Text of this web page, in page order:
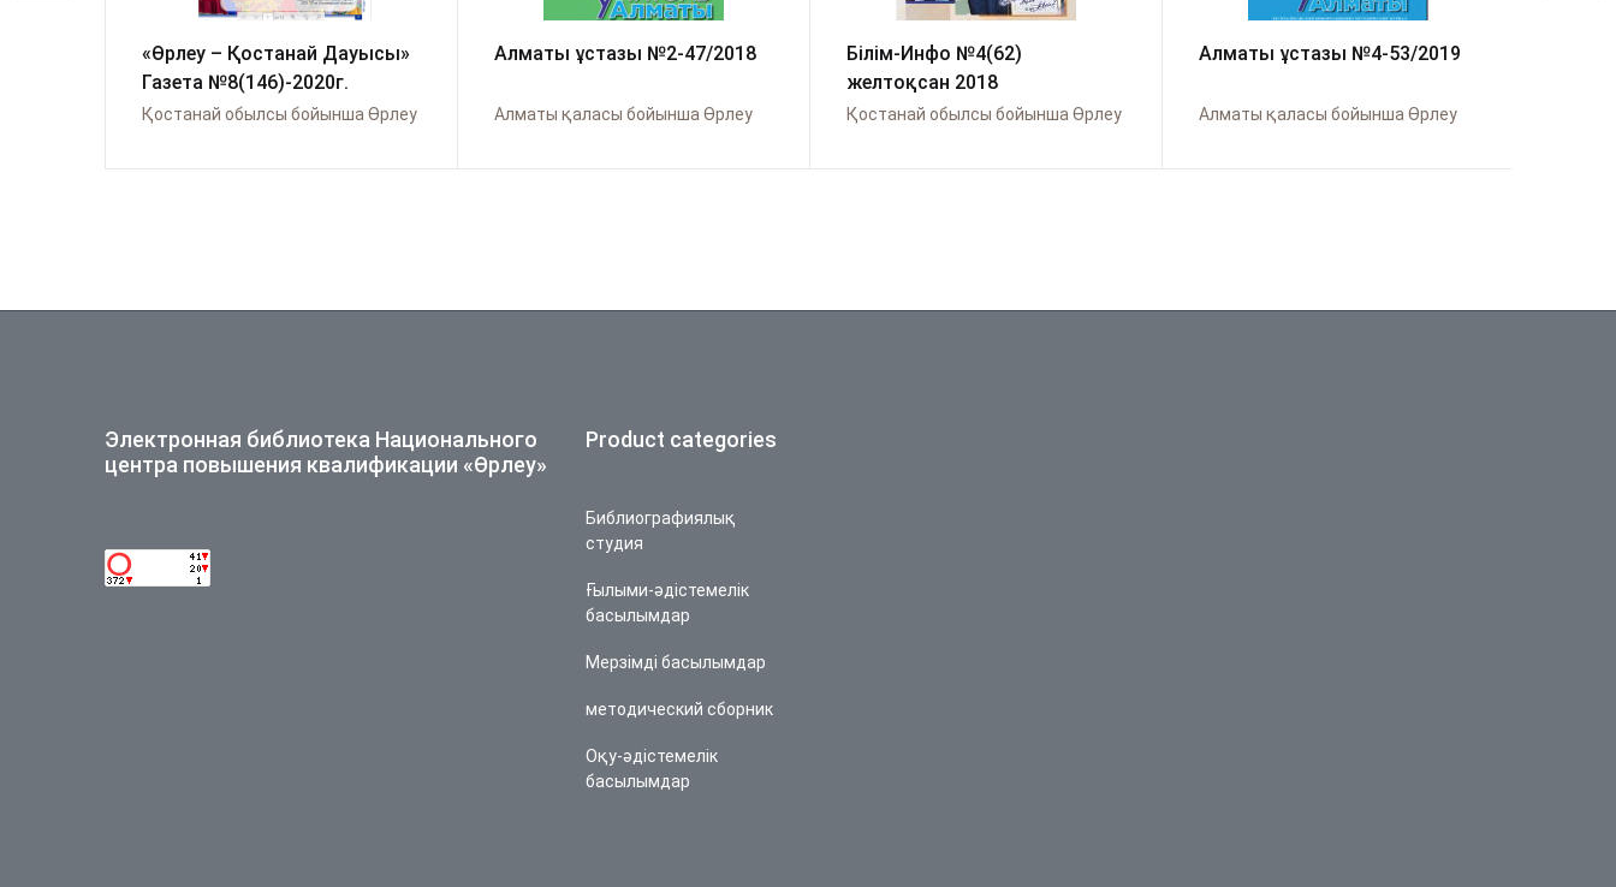
«Өрлеу – Қостанай Дауысы»
Газета №8(146)-2020г.
Қостанай обылсы бойынша Өрлеу
Алматы ұстазы №2-47/2018
Алматы қаласы бойынша Өрлеу
Білім-Инфо №4(62)
желтоқсан 2018
Қостанай обылсы бойынша Өрлеу
Алматы ұстазы №4-53/2019
Алматы қаласы бойынша Өрлеу
Электронная библиотека Национального
центра повышения квалификации «Өрлеу»
Product categories
Библиографиялық
студия
Ғылыми-әдістемелік
басылымдар
Мерзімді басылымдар
методический сборник
Оқу-әдістемелік
басылымдар